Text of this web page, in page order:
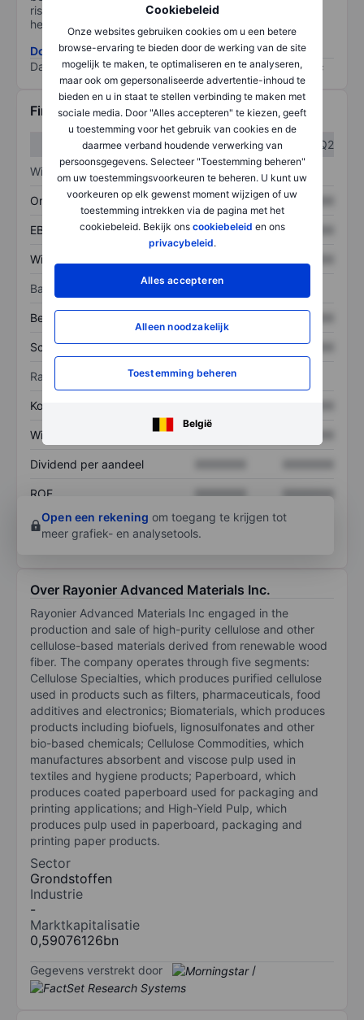
Cookiebeleid
Onze websites gebruiken cookies om u een betere
browse-ervaring te bieden door de werking van de site
mogelijk te maken, te optimaliseren en te analyseren,
maar ook om gepersonaliseerde advertentie-inhoud te
bieden en u in staat te stellen verbinding te maken met
sociale media. Door "Alles accepteren" te kiezen, geeft
u toestemming voor het gebruik van cookies en de
daarmee verband houdende verwerking van
persoonsgegevens. Selecteer "Toestemming beheren"
om uw toestemmingsvoorkeuren te beheren. U kunt uw
voorkeuren op elk gewenst moment wijzigen of uw
toestemming intrekken via de pagina met het
cookiebeleid. Bekijk ons cookiebeleid en ons
privacybeleid.
Alles accepteren
Alleen noodzakelijk
Toestemming beheren
België
risico, hoe beter (0 staat voor geen risico en 100 voor
het grootste risico).
Download de ESG-risicomethodologie
Data provided by
/
Financiële gegevens
Q1
Q2
Winst/verlies
Omzet XXXXXXX XXXXXXX
EBITDA XXXXXXX XXXXXXX
Winst
Balans
Bezittingen XXXXXXX
Schulden XXXXXXX XXXXXXX
Ratio's
Koers/omzetratio
Winst per aandeel
Dividend per aandeel
ROE XXXXXXX
XXXXXXX
Open een rekening om toegang te krijgen tot
meer grafiek- en analysetools.
Over Rayonier Advanced Materials Inc.
Rayonier Advanced Materials Inc engaged in the
production and sale of high-purity cellulose and other
cellulose-based materials derived from renewable wood
fiber. The company operates through five segments:
Cellulose Specialties, which produces purified cellulose
used in products such as filters, pharmaceuticals, food
additives and electronics; Biomaterials, which produces
products including biofuels, lignosulfonates and other
bio-based chemicals; Cellulose Commodities, which
manufactures absorbent and viscose pulp used in
textiles and hygiene products; Paperboard, which
produces coated paperboard used for packaging and
printing applications; and High-Yield Pulp, which
produces pulp used in paperboard, packaging and
printing paper products.
Sector
Grondstoffen
Industrie
-
Marktkapitalisatie
0,59076126bn
Gegevens verstrekt door /